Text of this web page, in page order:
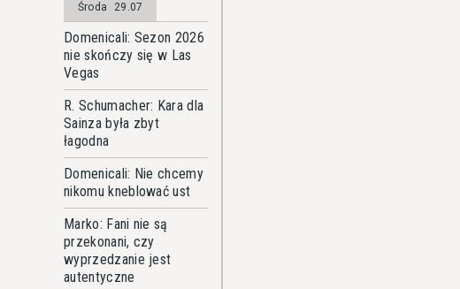
Środa 29.07
Domenicali: Sezon 2026
nie skończy się w Las
Vegas
R. Schumacher: Kara dla
Sainza była zbyt
łagodna
Domenicali: Nie chcemy
nikomu kneblować ust
Marko: Fani nie są
przekonani, czy
wyprzedzanie jest
autentyczne